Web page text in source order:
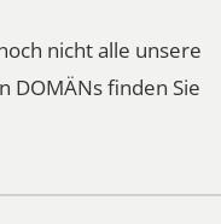
nicht alle unsere
DOMÄNs finden Sie